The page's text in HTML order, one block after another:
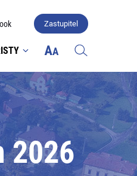
Zastupitel
2026